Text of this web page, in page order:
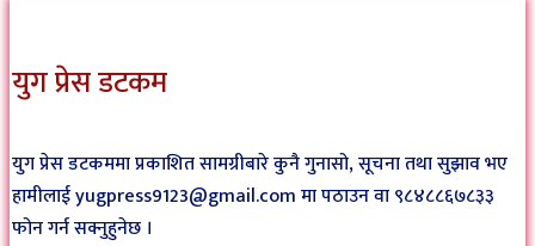
युग प्रेस डटकम
युग प्रेस डटकममा प्रकाशित सामग्रीबारे कुनै गुनासो, सूचना तथा सुझाव भए
हामीलाई yugpress9123@gmail.com मा पठाउन वा ९८४८८६७८३३
फोन गर्न सक्नुहुनेछ ।